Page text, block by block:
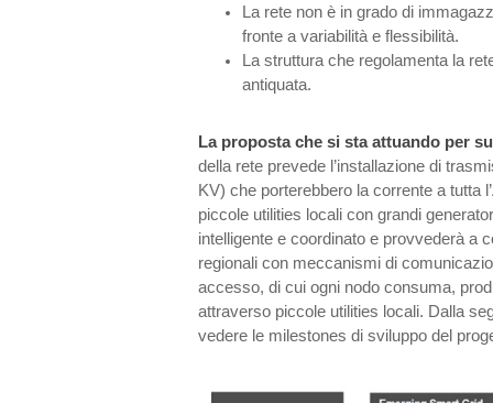
La rete non è in grado di
fronte a variabilità e flessibilità.
La struttura che regolamenta la
antiquata.
La proposta che si sta attuando per
della rete prevede l’installazione di
KV) che porterebbero la corrente a tutta
piccole utilities locali con grandi
intelligente e coordinato e provvederà a
regionali con meccanismi di
accesso, di cui ogni nodo consuma,
attraverso piccole utilities locali. Dalla
vedere le milestones di sviluppo del